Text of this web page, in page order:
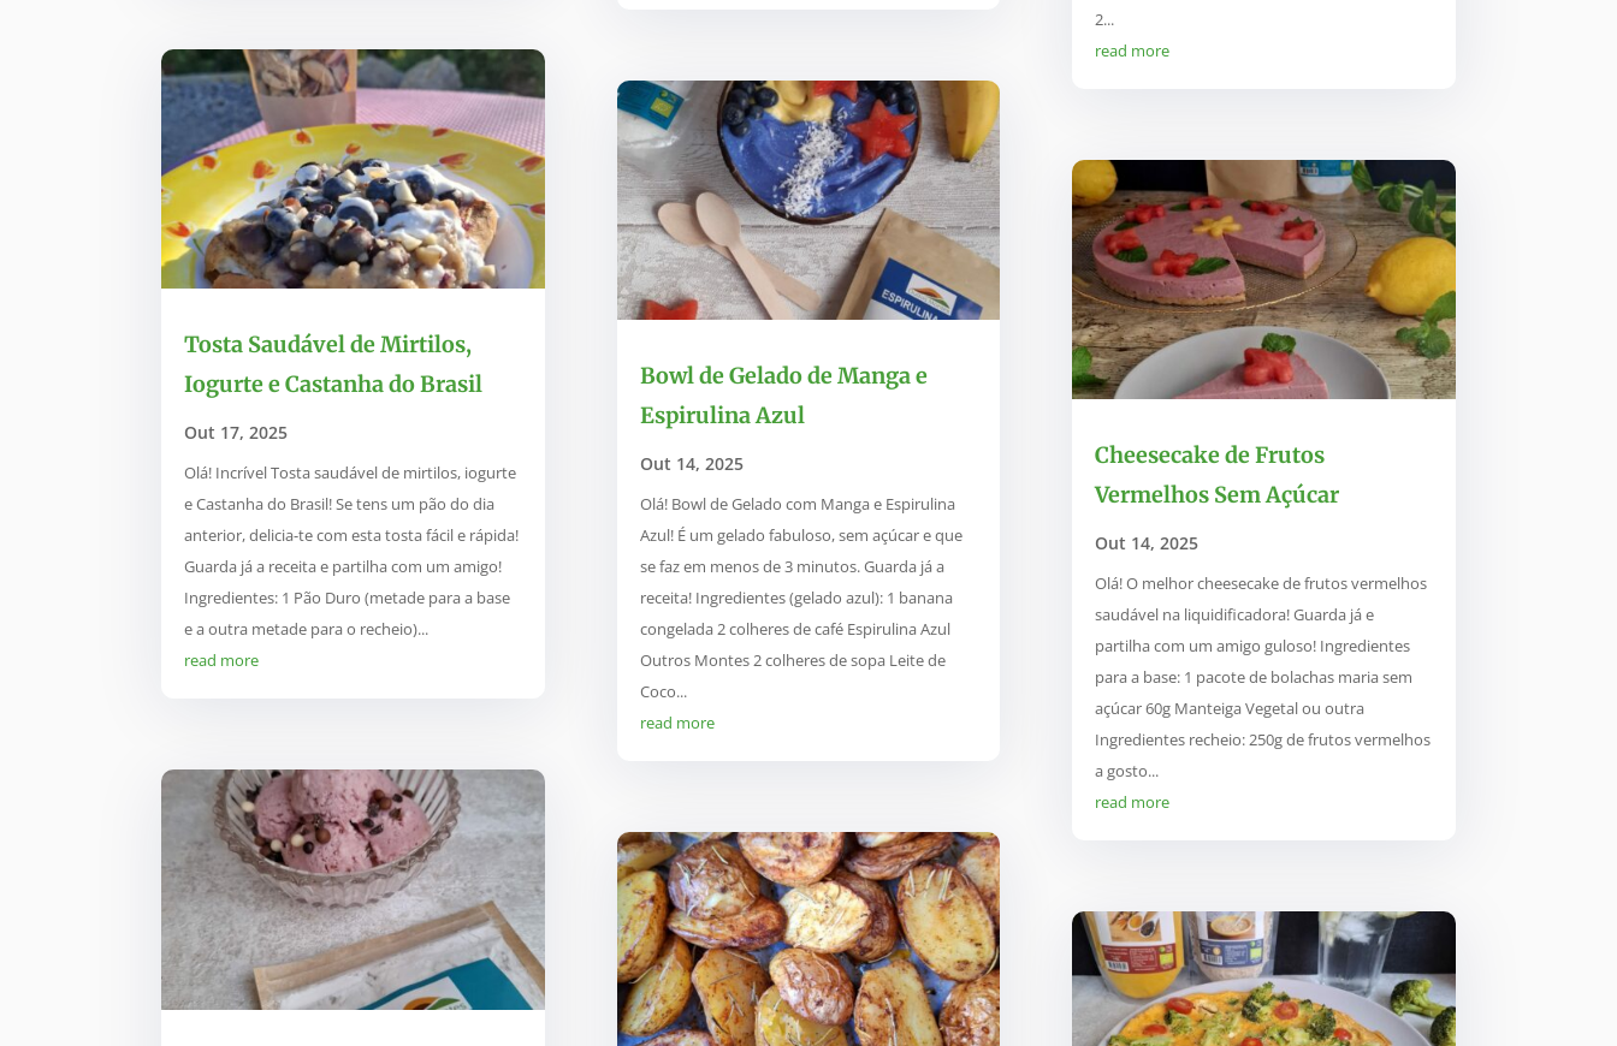
Tosta Saudável de Mirtilos,
Iogurte e Castanha do Brasil
Out 17, 2025
Olá! Incrível Tosta saudável de mirtilos, iogurte
e Castanha do Brasil! Se tens um pão do dia
anterior, delicia-te com esta tosta fácil e rápida!
Guarda já a receita e partilha com um amigo!
Ingredientes: 1 Pão Duro (metade para a base
e a outra metade para o recheio)...
read more
Bowl de Gelado de Manga e
Espirulina Azul
Out 14, 2025
Olá! Bowl de Gelado com Manga e Espirulina
Azul! É um gelado fabuloso, sem açúcar e que
se faz em menos de 3 minutos. Guarda já a
receita! Ingredientes (gelado azul): 1 banana
congelada 2 colheres de café Espirulina Azul
Outros Montes 2 colheres de sopa Leite de
Coco...
read more
2...
read more
Cheesecake de Frutos
Vermelhos Sem Açúcar
Out 14, 2025
Olá! O melhor cheesecake de frutos vermelhos
saudável na liquidificadora! Guarda já e
partilha com um amigo guloso! Ingredientes
para a base: 1 pacote de bolachas maria sem
açúcar 60g Manteiga Vegetal ou outra
Ingredientes recheio: 250g de frutos vermelhos
a gosto...
read more